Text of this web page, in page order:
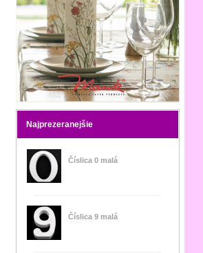
Najprezeranejšie
Číslica 0 malá
Číslica 9 malá